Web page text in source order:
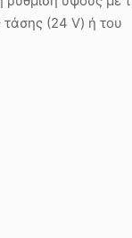
(24 V) ή του